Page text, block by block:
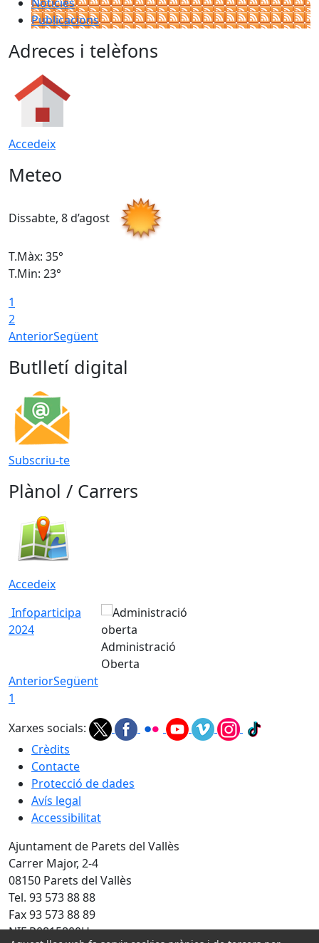
Publicacions
Adreces i telèfons
Accedeix
Meteo
Dissabte, 8 d’agost
T.Màx: 35°
T.Min: 23°
1
2
AnteriorSegüent
Butlletí digital
Subscriu-te
Plànol / Carrers
Accedeix
Infoparticipa
2024
Administració
Oberta
AnteriorSegüent
1
Xarxes socials:
Crèdits
Contacte
Protecció de dades
Avís legal
Accessibilitat
Ajuntament de Parets del Vallès
Carrer Major, 2-4
08150 Parets del Vallès
Tel. 93 573 88 88
Fax 93 573 88 89
NIF P0815800H